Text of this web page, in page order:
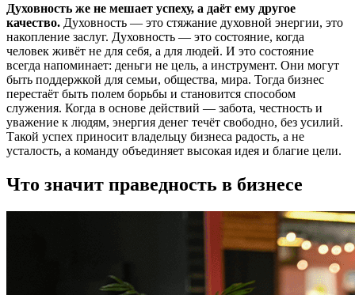
Духовность же не мешает успеху, а даёт ему другое
качество. Духовность — это стяжание духовной энергии, это
накопление заслуг. Духовность — это состояние, когда
человек живёт не для себя, а для людей. И это состояние
всегда напоминает: деньги не цель, а инструмент. Они могут
быть поддержкой для семьи, общества, мира. Тогда бизнес
перестаёт быть полем борьбы и становится способом
служения. Когда в основе действий — забота, честность и
уважение к людям, энергия денег течёт свободно, без усилий.
Такой успех приносит владельцу бизнеса радость, а не
усталость, а команду объединяет высокая идея и благие цели.
Что значит праведность в бизнесе